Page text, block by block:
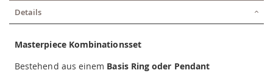
Details
Masterpiece Kombinationsset
Bestehend aus einem Basis Ring oder Pendant